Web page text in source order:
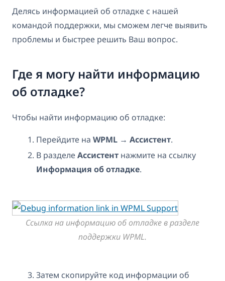
Делясь информацией об отладке с нашей
командой поддержки, мы сможем легче выявить
проблемы и быстрее решить Ваш вопрос.
Где я могу найти информацию
об отладке?
Чтобы найти информацию об отладке:
Перейдите на WPML → Ассистент.
В разделе Ассистент нажмите на ссылку
Информация об отладке.
Ссылка на информацию об отладке в разделе
поддержки WPML.
Затем скопируйте код информации об